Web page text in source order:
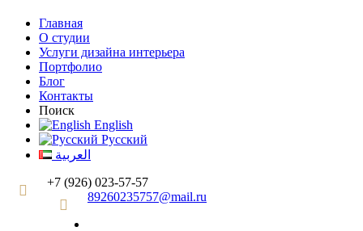
Главная
О студии
Услуги дизайна интерьера
Портфолио
Блог
Контакты
Поиск
English
Русский
العربية
+7 (926) 023-57-57
89260235757@mail.ru